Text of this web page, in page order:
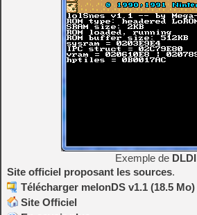
Exemple de DLDI
Site officiel proposant les sources.
Télécharger melonDS v1.1 (18.5 Mo)
Site Officiel